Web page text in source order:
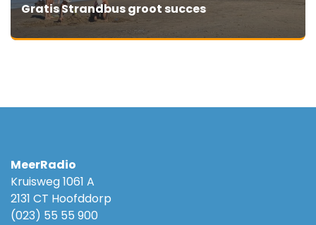
Gratis Strandbus groot succes
MeerRadio
Kruisweg 1061 A
2131 CT Hoofddorp
(023) 55 55 900